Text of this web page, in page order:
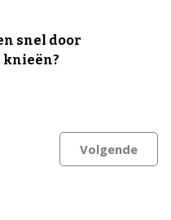
snel door
Volgende